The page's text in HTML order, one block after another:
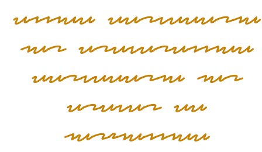
Conoce Cervecería
las BravasConoce
Cervecería las
Bravas de
MarioConoce